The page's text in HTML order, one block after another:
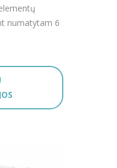
numatytam 6